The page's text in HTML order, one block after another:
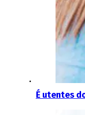
É utentes